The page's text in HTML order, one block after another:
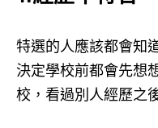
特選的人應該都會知
決定學校前都會先想
校，看過別人經歷之